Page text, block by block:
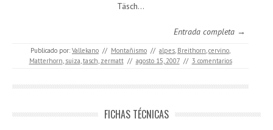
Täsch…
Entrada completa →
Publicado por: Vallekano // Montañismo // alpes, Breithorn,cervino,
Matterhorn, suiza,tasch, zermatt // agosto 15, 2007 // 3 comentarios
FICHAS TÉCNICAS